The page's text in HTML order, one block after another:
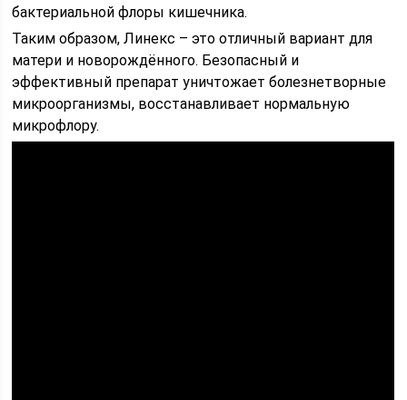
бактериальной флоры кишечника.
Таким образом, Линекс – это отличный вариант для
матери и новорождённого. Безопасный и
эффективный препарат уничтожает болезнетворные
микроорганизмы, восстанавливает нормальную
микрофлору.